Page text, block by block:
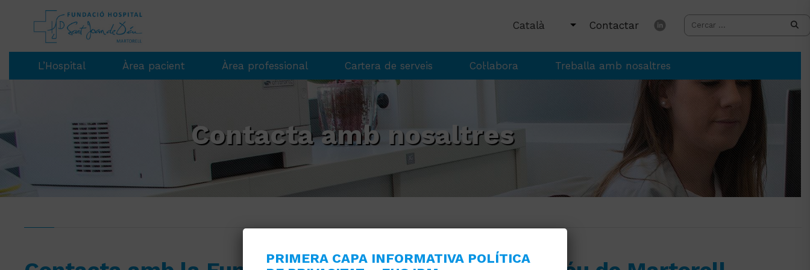
Contactar
L’Hospital Àrea pacient Àrea professional Cartera de serveis Col·labora Treballa amb nosaltres
Contacta amb nosaltres
PRIMERA CAPA INFORMATIVA POLÍTICA